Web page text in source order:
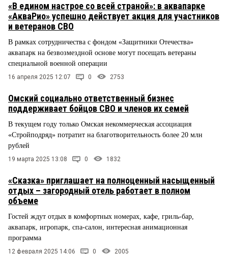
«В едином настрое со всей страной»: в аквапарке
«АкваРио» успешно действует акция для участников
и ветеранов СВО
В рамках сотрудничества с фондом «Защитники Отечества»
аквапарк на безвозмездной основе могут посещать ветераны
специальной военной операции
16 апреля 2025 12:07 0 2753
Омский социально ответственный бизнес
поддерживает бойцов СВО и членов их семей
В текущем году только Омская некоммерческая ассоциация
«Стройподряд» потратит на благотворительность более 20 млн
рублей
19 марта 2025 13:08 0 1832
«Сказка» приглашает на полноценный насыщенный
отдых – загородный отель работает в полном
объеме
Гостей ждут отдых в комфортных номерах, кафе, гриль-бар,
аквапарк, игропарк, спа-салон, интересная анимационная
программа
12 февраля 2025 14:06 0 2005